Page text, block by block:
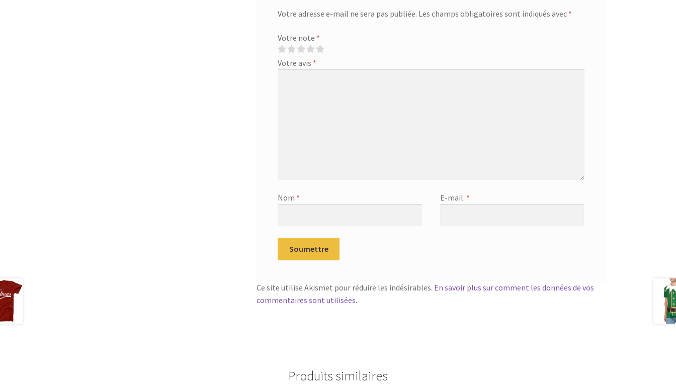
Votre adresse e-mail ne sera pas publiée. Les champs obligatoires sont indiqués avec *
Votre note *
Votre avis *
Nom * E-mail *
Ce site utilise Akismet pour réduire les indésirables. En savoir plus sur comment les données de vos
commentaires sont utilisées.
Produits similaires